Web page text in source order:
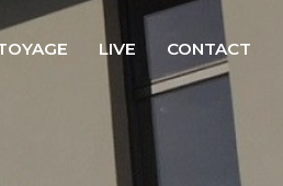
LIVE CONTACT